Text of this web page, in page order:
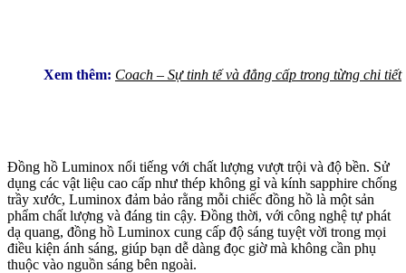
Xem thêm: Coach – Sự tinh tế và đẳng cấp trong từng chi tiết
Đồng hồ Luminox nổi tiếng với chất lượng vượt trội và độ bền. Sử
dụng các vật liệu cao cấp như thép không gỉ và kính sapphire chống
trầy xước, Luminox đảm bảo rằng mỗi chiếc đồng hồ là một sản
phẩm chất lượng và đáng tin cậy. Đồng thời, với công nghệ tự phát
dạ quang, đồng hồ Luminox cung cấp độ sáng tuyệt vời trong mọi
điều kiện ánh sáng, giúp bạn dễ dàng đọc giờ mà không cần phụ
thuộc vào nguồn sáng bên ngoài.